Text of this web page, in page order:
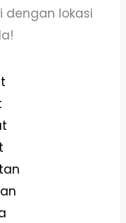
dengan lokasi